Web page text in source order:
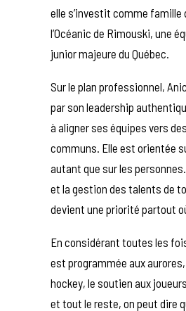
elle s’investit comme famille
l’Océanic de Rimouski, une
junior majeure du Québec.
Sur le plan professionnel,
par son leadership
à aligner ses équipes vers
communs. Elle est orientée
autant que sur les personnes.
et la gestion des talents de
devient une priorité partout
En considérant toutes les
est programmée aux
hockey, le soutien aux
et tout le reste, on peut dire